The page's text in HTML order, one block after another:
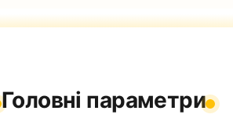
Головні параметри